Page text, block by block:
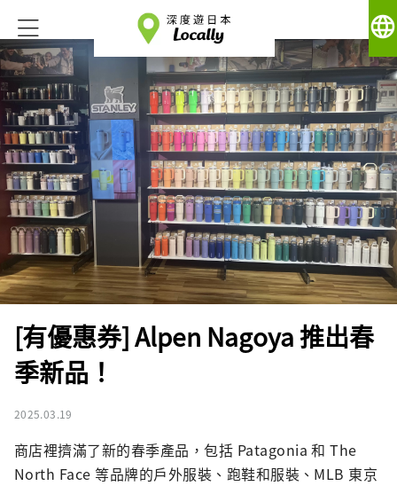
language
[有優惠券] Alpen Nagoya 推出春
季新品！
2025.03.19
商店裡擠滿了新的春季產品，包括 Patagonia 和 The
North Face 等品牌的戶外服裝、跑鞋和服裝、MLB 東京